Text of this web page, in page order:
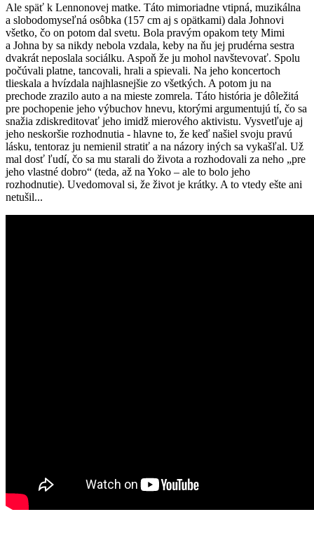
Ale späť k Lennonovej matke. Táto mimoriadne vtipná, muzikálna
a slobodomyseľná osôbka (157 cm aj s opätkami) dala Johnovi
všetko, čo on potom dal svetu. Bola pravým opakom tety Mimi
a Johna by sa nikdy nebola vzdala, keby na ňu jej prudérna sestra
dvakrát neposlala sociálku. Aspoň že ju mohol navštevovať. Spolu
počúvali platne, tancovali, hrali a spievali. Na jeho koncertoch
tlieskala a hvízdala najhlasnejšie zo všetkých. A potom ju na
prechode zrazilo auto a na mieste zomrela. Táto história je dôležitá
pre pochopenie jeho výbuchov hnevu, ktorými argumentujú tí, čo sa
snažia zdiskreditovať jeho imidž mierového aktivistu. Vysvetľuje aj
jeho neskoršie rozhodnutia - hlavne to, že keď našiel svoju pravú
lásku, tentoraz ju nemienil stratiť a na názory iných sa vykašľal. Už
mal dosť ľudí, čo sa mu starali do života a rozhodovali za neho „pre
jeho vlastné dobro“ (teda, až na Yoko – ale to bolo jeho
rozhodnutie). Uvedomoval si, že život je krátky. A to vtedy ešte ani
netušil...